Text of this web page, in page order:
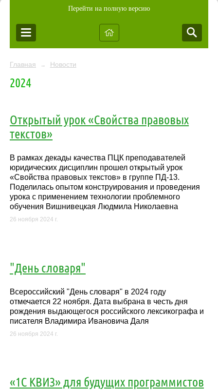
Перейти на полную версию
Главная → Новости
2024
Открытый урок «Свойства правовых
текстов»
В рамках декады качества ПЦК преподавателей
юридических дисциплин прошел открытый урок
«Свойства правовых текстов» в группе ПД-13.
Поделилась опытом конструирования и проведения
урока с применением технологии проблемного
обучения Вишнивецкая Людмила Николаевна
26 ноября 2024 г.
"День словаря"
Всероссийский "День словаря" в 2024 году
отмечается 22 ноября. Дата выбрана в честь дня
рождения выдающегося российского лексикографа и
писателя Владимира Ивановича Даля
26 ноября 2024 г.
«1С КВИЗ» для будущих программистов